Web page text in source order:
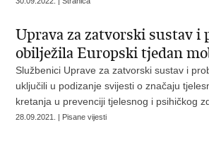
Uprava za zatvorski sustav i
obilježila Europski tjedan
Službenici Uprave za zatvorski sustav i
uključili u podizanje svijesti o značaju
kretanja u prevenciji tjelesnog i psihičkog
28.09.2021. | Pisane vijesti